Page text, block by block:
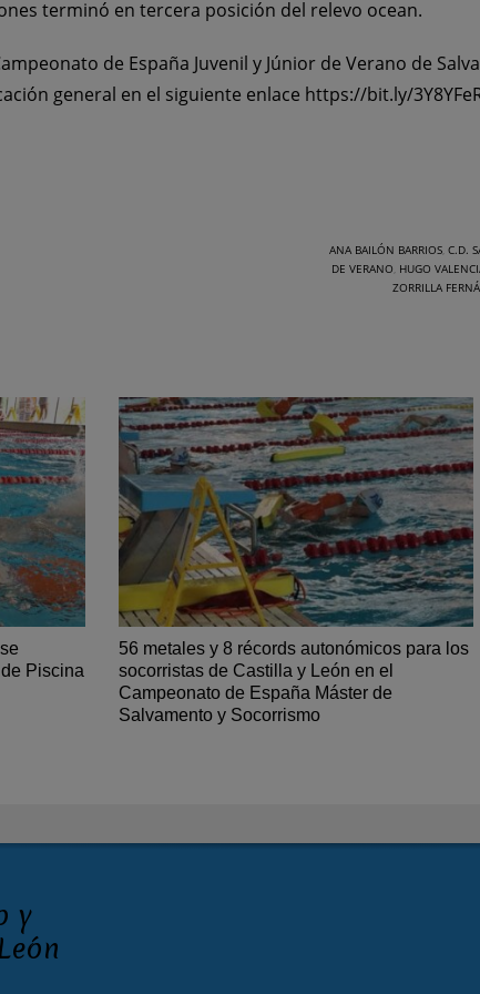
terminó en tercera posición del relevo ocean.
de España Juvenil y Júnior de Verano de
general en el siguiente enlace https://bit.ly/
ANA BAILÓN BARRIOS C.D.
DE VERANO HUGO
ZORRILLA
Piscina
56 metales y 8 récords autonómicos para los
socorristas de Castilla y León en el
Campeonato de España Máster de
Salvamento y Socorrismo
y